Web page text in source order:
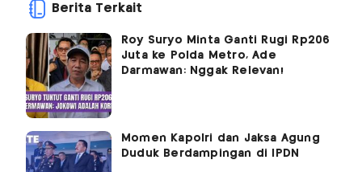
Berita Terkait
Roy Suryo Minta Ganti Rugi Rp206
Juta ke Polda Metro, Ade
Darmawan: Nggak Relevan!
Momen Kapolri dan Jaksa Agung
Duduk Berdampingan di IPDN